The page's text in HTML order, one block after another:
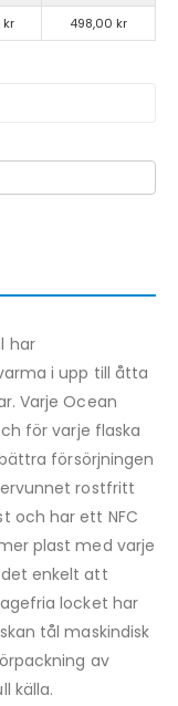
498,00 kr
har
i upp till åtta
Varje Ocean
för varje flaska
försörjningen
rostfritt
och har ett NFC
plast med varje
enkelt att
locket har
tål maskindisk
av
källa.